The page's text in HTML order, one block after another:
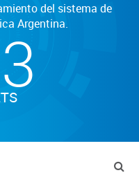
del sistema de
Argentina.